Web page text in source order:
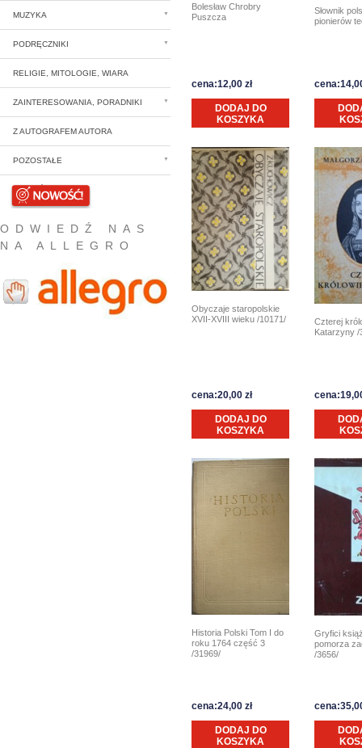
MUZYKA
PODRĘCZNIKI
RELIGIE, MITOLOGIE, WIARA
ZAINTERESOWANIA, PORADNIKI
Z AUTOGRAFEM AUTORA
POZOSTAŁE
NOWOŚCI
ODWIEDŹ NAS
NA ALLEGRO
Bolesław Chrobry
Puszcza
cena:12,00 zł
DODAJ DO
KOSZYKA
Słownik
pionierów
Obyczaje staropolskie
XVII-XVIII wieku /10171/
cena:20,00 zł
DODAJ DO
KOSZYKA
Czterej
Katarzyny /
Historia Polski Tom I do
roku 1764 część 3
/31969/
cena:24,00 zł
DODAJ DO
KOSZYKA
Gryfici
pomorza
/3656/